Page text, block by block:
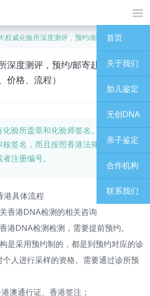
首页
关于我们
胎儿鉴定
无创DNA
亲子鉴定
合作机构
联系我们
验所深度测评，预约/邮寄赴港最全面详细攻略（检测条件、价格、流程）
深度测评，预约/邮寄赴港最全面详
价格、流程）
化验所盖章和化验师签名。每份报告都
签名，而且按照香港法规，签名下面
注册编号。
具体流程
港DNA检测的相关咨询
DNA检测检测，需要提前预约。
采用预约制的，都是到预约对应的诊
个人进行采样的资格。需要通过诊所预
通行证、香港签注；